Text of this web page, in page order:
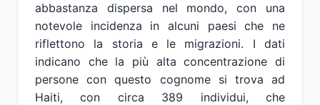
abbastanza dispersa nel mondo, con una
notevole incidenza in alcuni paesi che ne
riflettono la storia e le migrazioni. I dati
indicano che la più alta concentrazione di
persone con questo cognome si trova ad
Haiti, con circa 389 individui, che